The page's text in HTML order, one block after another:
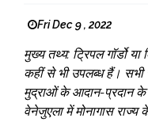
Fri Dec 9 , 2022
मुख्य तथ्य: ट्रिपल गॉर्डो
कहीं से भी उपलब्ध हैं। सभी
मुद्राओं के आदान-प्रदान के
वेनेजुएला में मोनागास राज्य